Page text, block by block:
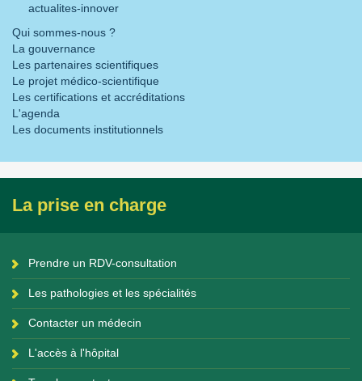
actualites-innover
Qui sommes-nous ?
La gouvernance
Les partenaires scientifiques
Le projet médico-scientifique
Les certifications et accréditations
L'agenda
Les documents institutionnels
La prise en charge
Prendre un RDV-consultation
Les pathologies et les spécialités
Contacter un médecin
L'accès à l'hôpital